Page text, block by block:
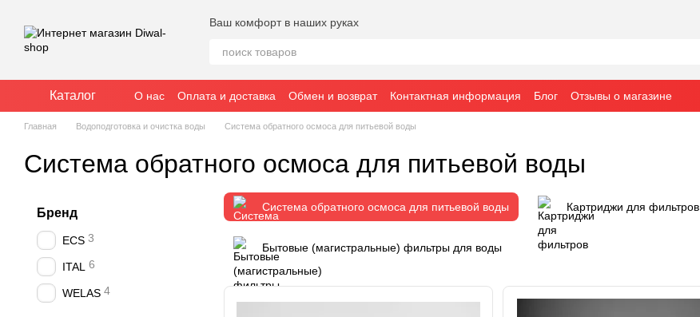
Ваш комфорт в наших руках
Каталог О нас Оплата и доставка Обмен и возврат Контактная информация Блог Отзывы о магазине
Главная Водоподготовка и очистка воды Система обратного осмоса для питьевой воды
Система обратного осмоса для питьевой воды
Система обратного осмоса для питьевой воды Картриджи для фильтров
Бытовые (магистральные) фильтры для воды
Бренд
ECS 3
ITAL 6
WELAS 4